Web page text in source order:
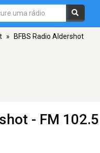
» BFBS Radio Aldershot
- FM